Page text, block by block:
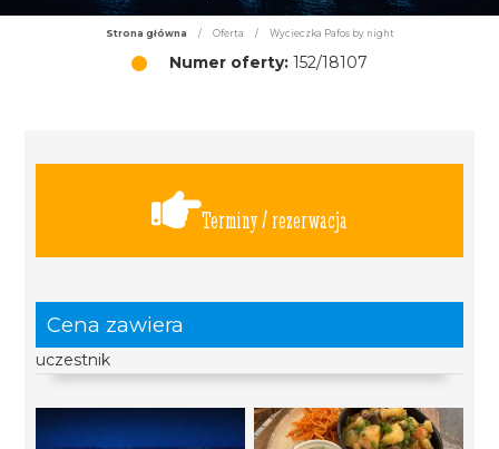
Strona główna / Oferta / Wycieczka Pafos by night
Numer oferty: 152/18107
Terminy / rezerwacja
Cena zawiera
uczestnik